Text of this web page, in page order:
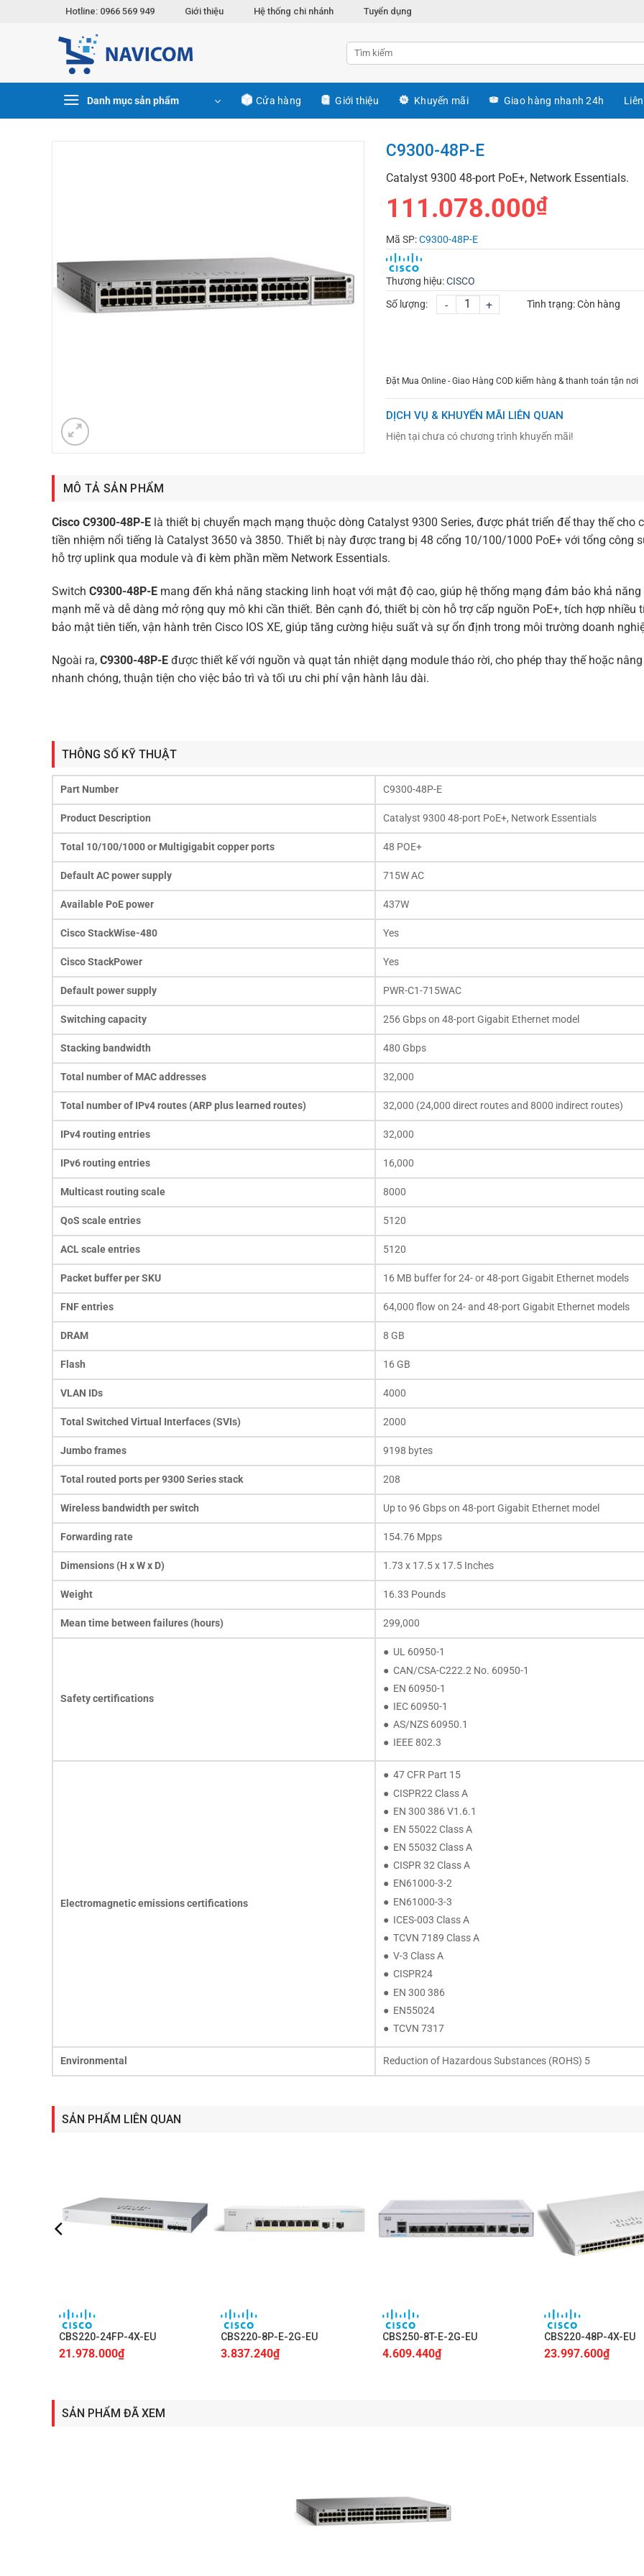
Hotline: 0966 569 949 Giới thiệu Hệ thống chi nhánh Tuyển dụng
Danh mục sản phẩm Cửa hàng Giới thiệu Khuyến mãi Giao hàng nhanh 24h
C9300-48P-E
Catalyst 9300 48-port PoE+, Network Essentials.
111.078.000₫
Mã SP:C9300-48P-E
Thương hiệu:CISCO
Số lượng:
- + Tình trạng:Còn hàng
Đặt Mua Online - Giao Hàng COD kiểm hàng & thanh toán tận nơi
DỊCH VỤ & KHUYẾN MÃI LIÊN QUAN
Hiện tại chưa có chương trình khuyến mãi!
MÔ TẢ SẢN PHẨM
Cisco C9300-48P-E là thiết bị chuyển mạch mạng thuộc dòng Catalyst 9300 Series, được phát triển để thay thế cho
tiền nhiệm nổi tiếng là Catalyst 3650 và 3850. Thiết bị này được trang bị 48 cổng 10/100/1000 PoE+ với tổng công
hỗ trợ uplink qua module và đi kèm phần mềm Network Essentials.
SwitchC9300-48P-E mang đến khả năng stacking linh hoạt với mật độ cao, giúp hệ thống mạng đảm bảo khả
mạnh mẽ và dễ dàng mở rộng quy mô khi cần thiết. Bên cạnh đó, thiết bị còn hỗ trợ cấp nguồn PoE+, tích hợp nhiều
bảo mật tiên tiến, vận hành trên Cisco IOS XE, giúp tăng cường hiệu suất và sự ổn định trong môi trường doanh
Ngoài ra,C9300-48P-E được thiết kế với nguồn và quạt tản nhiệt dạng module tháo rời, cho phép thay thế hoặc
nhanh chóng, thuận tiện cho việc bảo trì và tối ưu chi phí vận hành lâu dài.
THÔNG SỐ KỸ THUẬT
Part Number C9300-48P-E
Product Description Catalyst 9300 48-port PoE+, Network Essentials
Total 10/100/1000 or Multigigabit copper ports 48 POE+
Default AC power supply 715W AC
Available PoE power 437W
Cisco StackWise-480 Yes
Cisco StackPower Yes
Default power supply PWR-C1-715WAC
Switching capacity 256 Gbps on 48-port Gigabit Ethernet model
Stacking bandwidth 480 Gbps
Total number of MAC addresses 32,000
Total number of IPv4 routes (ARP plus learned routes) 32,000 (24,000 direct routes and 8000 indirect routes)
IPv4 routing entries 32,000
IPv6 routing entries 16,000
Multicast routing scale 8000
QoS scale entries 5120
ACL scale entries 5120
Packet buffer per SKU 16 MB buffer for 24- or 48-port Gigabit Ethernet models
FNF entries 64,000 flow on 24- and 48-port Gigabit Ethernet models
DRAM 8 GB
Flash 16 GB
VLAN IDs 4000
Total Switched Virtual Interfaces (SVIs) 2000
Jumbo frames 9198 bytes
Total routed ports per 9300 Series stack 208
Wireless bandwidth per switch Up to 96 Gbps on 48-port Gigabit Ethernet model
Forwarding rate 154.76 Mpps
Dimensions (H x W x D) 1.73 x 17.5 x 17.5 Inches
Weight 16.33 Pounds
Mean time between failures (hours) 299,000
Safety certifications
● UL 60950-1
● CAN/CSA-C222.2 No. 60950-1
● EN 60950-1
● IEC 60950-1
● AS/NZS 60950.1
● IEEE 802.3
Electromagnetic emissions certifications
● 47 CFR Part 15
● CISPR22 Class A
● EN 300 386 V1.6.1
● EN 55022 Class A
● EN 55032 Class A
● CISPR 32 Class A
● EN61000-3-2
● EN61000-3-3
● ICES-003 Class A
● TCVN 7189 Class A
● V-3 Class A
● CISPR24
● EN 300 386
● EN55024
● TCVN 7317
Environmental Reduction of Hazardous Substances (ROHS) 5
SẢN PHẨM LIÊN QUAN
CBS220-24FP-4X-EU
21.978.000₫
CBS220-8P-E-2G-EU
3.837.240₫
CBS250-8T-E-2G-EU
4.609.440₫
CBS220-48P-4X-EU
23.997.600₫
SẢN PHẨM ĐÃ XEM